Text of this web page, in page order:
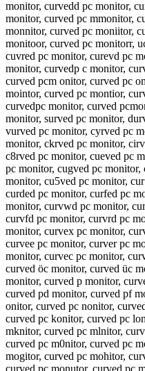
monitor, curvedd pc monitor,
monitor, curved pc mmonitor,
monnitor, curved pc moniitor,
monitoor, curved pc monitorr,
cuvred pc monitor, curevd pc
monitor, curvedp c monitor,
curved pcm onitor, curved pc
mointor, curved pc montior,
curvedpc monitor, curved
monitor, surved pc monitor,
vurved pc monitor, cyrved pc
monitor, ckrved pc monitor,
c8rved pc monitor, cueved pc
pc monitor, cugved pc
monitor, cu5ved pc monitor,
curded pc monitor, curfed pc
monitor, curvwd pc monitor,
curvfd pc monitor, curvrd pc
monitor, curvex pc monitor,
curvee pc monitor, curver pc
monitor, curvec pc monitor,
curved öc monitor, curved üc
monitor, curved p monitor,
curved pd monitor, curved pf
onitor, curved pc nonitor,
curved pc konitor, curved pc
mknitor, curved pc mlnitor,
curved pc m0nitor, curved pc
mogitor, curved pc mohitor,